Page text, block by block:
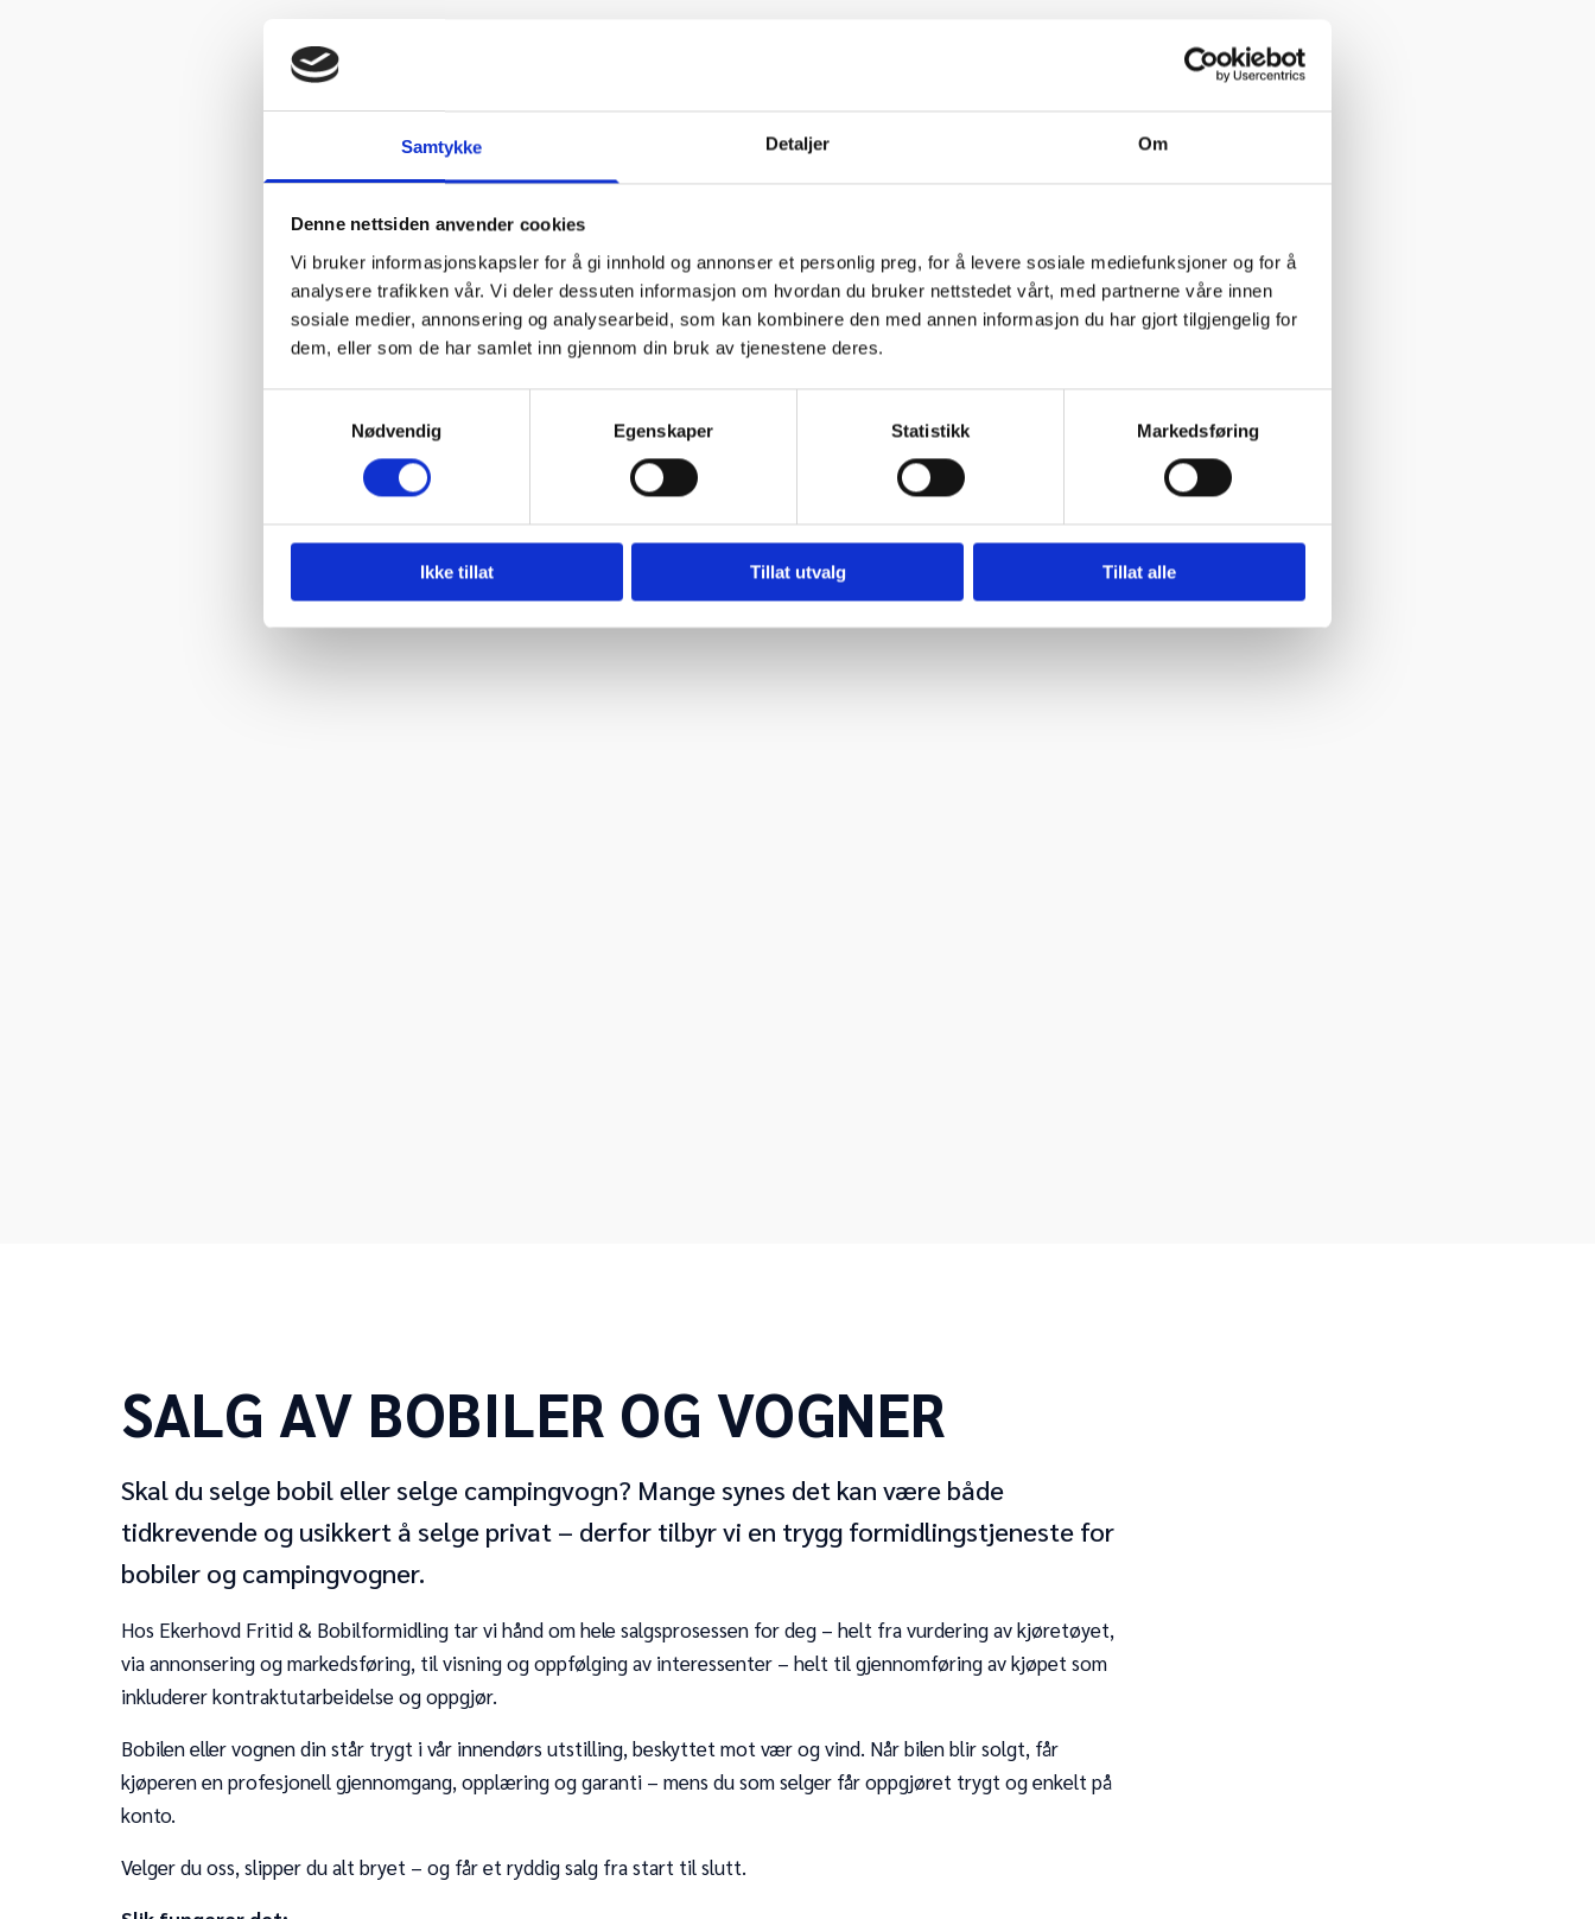
Samtykke Detaljer Om
Denne nettsiden anvender cookies
Vi bruker informasjonskapsler for å gi innhold og annonser et personlig preg, for å levere sosiale mediefunksjoner og for å
analysere trafikken vår. Vi deler dessuten informasjon om hvordan du bruker nettstedet vårt, med partnerne våre innen
sosiale medier, annonsering og analysearbeid, som kan kombinere den med annen informasjon du har gjort tilgjengelig for
dem, eller som de har samlet inn gjennom din bruk av tjenestene deres.
Nødvendig
Egenskaper Statistikk Markedsføring
Ikke tillat Tillat utvalg Tillat alle
SALG AV BOBILER OG VOGNER
Skal du selge bobil eller selge campingvogn? Mange synes det kan være både
tidkrevende og usikkert å selge privat – derfor tilbyr vi en trygg formidlingstjeneste for
bobiler og campingvogner.
Hos Ekerhovd Fritid & Bobilformidling tar vi hånd om hele salgsprosessen for deg – helt fra vurdering av kjøretøyet,
via annonsering og markedsføring, til visning og oppfølging av interessenter – helt til gjennomføring av kjøpet som
inkluderer kontraktutarbeidelse og oppgjør.
Bobilen eller vognen din står trygt i vår innendørs utstilling, beskyttet mot vær og vind. Når bilen blir solgt, får
kjøperen en profesjonell gjennomgang, opplæring og garanti – mens du som selger får oppgjøret trygt og enkelt på
konto.
Velger du oss, slipper du alt bryet – og får et ryddig salg fra start til slutt.